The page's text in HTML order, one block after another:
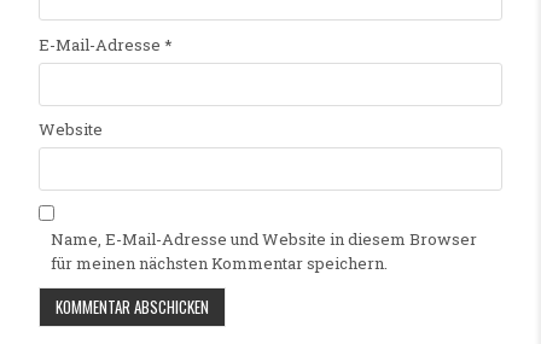
E-Mail-Adresse *
Website
Name, E-Mail-Adresse und Website in diesem Browser
für meinen nächsten Kommentar speichern.